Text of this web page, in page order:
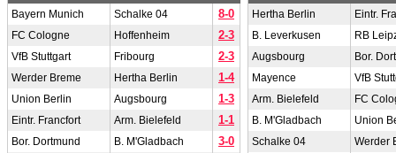
Bayern Munich
Schalke 04 8-0
FC Cologne Hoffenheim 2-3
VfB Stuttgart Fribourg 2-3
Werder Breme Hertha Berlin 1-4
Union Berlin Augsbourg 1-3
Eintr. Francfort Arm. Bielefeld 1-1
Bor. Dortmund B. M'Gladbach 3-0
Hertha Berlin
Eintr.
B. Leverkusen
RB
Augsbourg
Bor.
Mayence
VfB
Arm. Bielefeld
FC
B. M'Gladbach
Union
Schalke 04
Werder